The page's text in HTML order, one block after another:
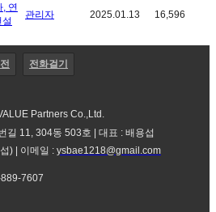
연
관리자 2025.01.13 16,596
전화걸기
Partners Co.,Ltd.
길 11, 304동 503호 | 대표 : 배용섭
) | 이메일 : ysbae1218@gmail.com
7607